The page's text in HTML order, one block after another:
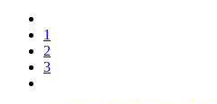
1
2
3